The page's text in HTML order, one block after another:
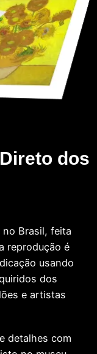
dos
no Brasil, feita
reprodução é
usando
dos
e artistas
detalhes com